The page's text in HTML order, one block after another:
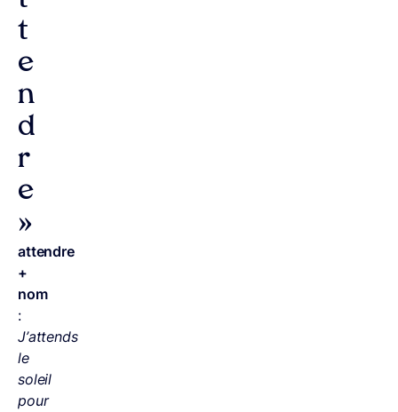
t
e
n
d
r
e
»
attendre
+
nom
:
J’attends
le
soleil
pour